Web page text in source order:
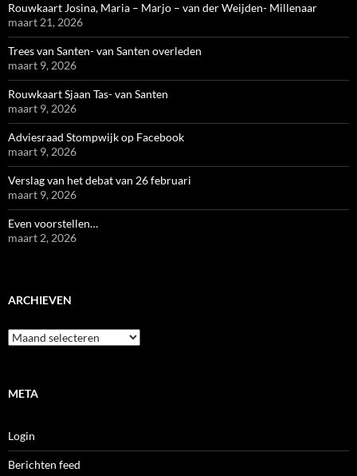
Rouwkaart Josina, Maria – Marjo – van der Weijden- Millenaar
maart 21, 2026
Trees van Santen- van Santen overleden
maart 9, 2026
Rouwkaart Sjaan Tas- van Santen
maart 9, 2026
Adviesraad Stompwijk op Facebook
maart 9, 2026
Verslag van het debat van 26 februari
maart 9, 2026
Even voorstellen…
maart 2, 2026
ARCHIEVEN
Archieven
META
Login
Berichten feed